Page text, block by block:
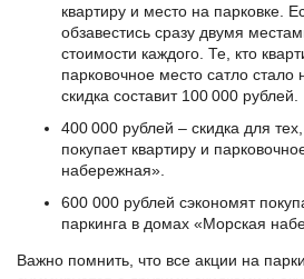
квартиру и место на парковке.
обзавестись сразу двумя
стоимости каждого. Те, кто
парковочное место сатло стало
скидка составит 100 000 рублей.
400 000 рублей – скидка для
покупает квартиру и
набережная».
600 000 рублей сэкономят
паркинга в домах «Морская
Важно помнить, что все акции на